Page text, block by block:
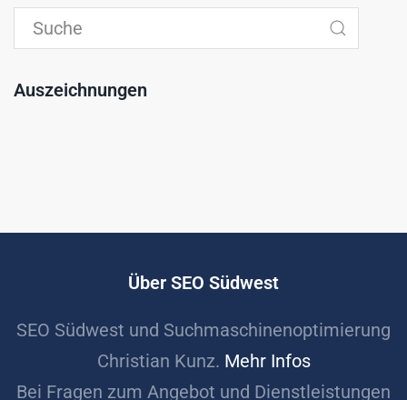
Auszeichnungen
Über SEO Südwest
SEO Südwest und Suchmaschinenoptimierung
Christian Kunz. Mehr Infos
Bei Fragen zum Angebot und Dienstleistungen